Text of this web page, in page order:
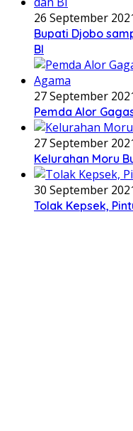
26 September
Bupati Djobo
BI
27 September
Pemda Alor
27 September
Kelurahan Moru
30 September
Tolak Kepsek,